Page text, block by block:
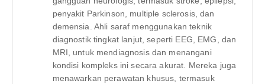
penyakit Parkinson, multiple sclerosis, dan
demensia. Ahli saraf menggunakan teknik
diagnostik tingkat lanjut, seperti EEG, EMG, dan
MRI, untuk mendiagnosis dan menangani
kondisi kompleks ini secara akurat. Mereka juga
menawarkan perawatan khusus, termasuk